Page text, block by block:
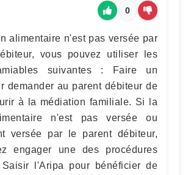
0
alimentaire n'est pas versée par
vous pouvez utiliser les
suivantes : Faire un
demander au parent débiteur de
à la médiation familiale. Si la
n'est pas versée ou
versée par le parent débiteur,
engager une des procédures
l'Aripa pour bénéficier de